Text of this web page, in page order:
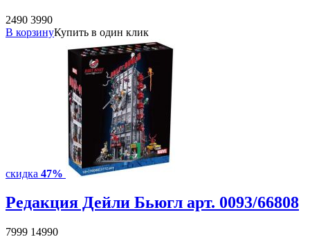
2490 3990
В корзинуКупить в один клик
скидка 47%
Редакция Дейли Бьюгл арт. 0093/66808
7999 14990